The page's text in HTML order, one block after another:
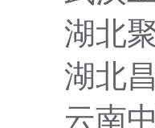
湖北
湖北
云南